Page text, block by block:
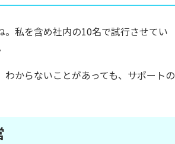
。私を含め社内の10名で試行させてい
からないことがあっても、サポートの